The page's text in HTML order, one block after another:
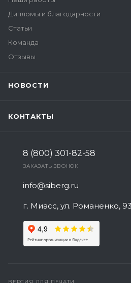
Дипломы и благодарности
Статьи
Команда
Отзывы
НОВОСТИ
КОНТАКТЫ
8 (800) 301-82-58
ЗАКАЗАТЬ ЗВОНОК
info@siberg.ru
г. Миасс, ул. Романенко, 93